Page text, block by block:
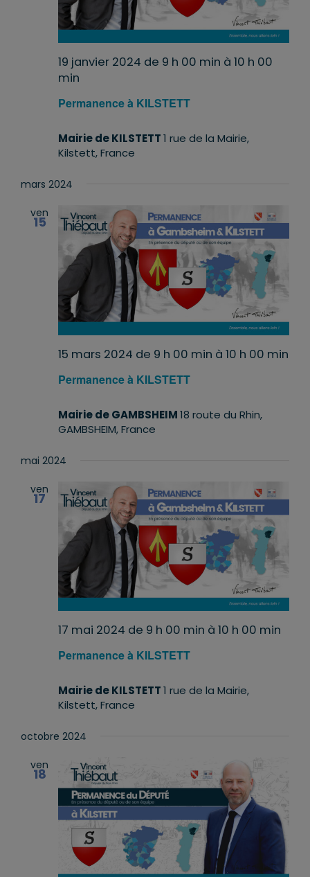
Permanence à KILSTETT
19 janvier 2024 de 9 h 00 min à 10 h 00
min
Mairie de KILSTETT1 rue de la Mairie,
Kilstett, France
mars 2024
ven
15
Permanence à KILSTETT
15 mars 2024 de 9 h 00 min à 10 h 00 min
Mairie de GAMBSHEIM18 route du Rhin,
GAMBSHEIM, France
mai 2024
ven
17
Permanence à KILSTETT
17 mai 2024 de 9 h 00 min à 10 h 00 min
Mairie de KILSTETT1 rue de la Mairie,
Kilstett, France
octobre 2024
ven
18